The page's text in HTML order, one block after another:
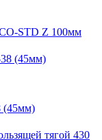
STD Z 100мм
(45мм)